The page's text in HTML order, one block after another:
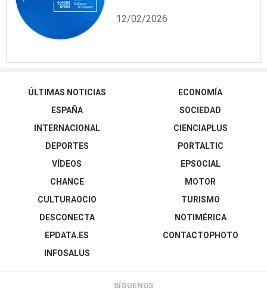
12/02/2026
ÚLTIMAS NOTICIAS
ESPAÑA
INTERNACIONAL
DEPORTES
VÍDEOS
ECONOMÍA
SOCIEDAD
CIENCIAPLUS
PORTALTIC
EPSOCIAL
CHANCE
CULTURAOCIO
DESCONECTA
EPDATA.ES
INFOSALUS
MOTOR
TURISMO
NOTIMÉRICA
CONTACTOPHOTO
SÍGUENOS